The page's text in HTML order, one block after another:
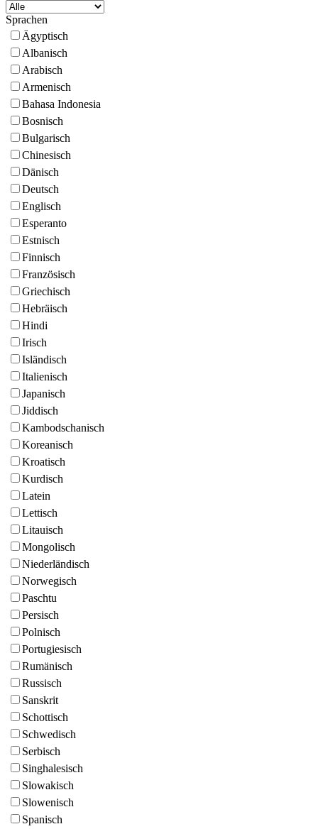
Sprachen
Ägyptisch
Albanisch
Arabisch
Armenisch
Bahasa Indonesia
Bosnisch
Bulgarisch
Chinesisch
Dänisch
Deutsch
Englisch
Esperanto
Estnisch
Finnisch
Französisch
Griechisch
Hebräisch
Hindi
Irisch
Isländisch
Italienisch
Japanisch
Jiddisch
Kambodschanisch
Koreanisch
Kroatisch
Kurdisch
Latein
Lettisch
Litauisch
Mongolisch
Niederländisch
Norwegisch
Paschtu
Persisch
Polnisch
Portugiesisch
Rumänisch
Russisch
Sanskrit
Schottisch
Schwedisch
Serbisch
Singhalesisch
Slowakisch
Slowenisch
Spanisch